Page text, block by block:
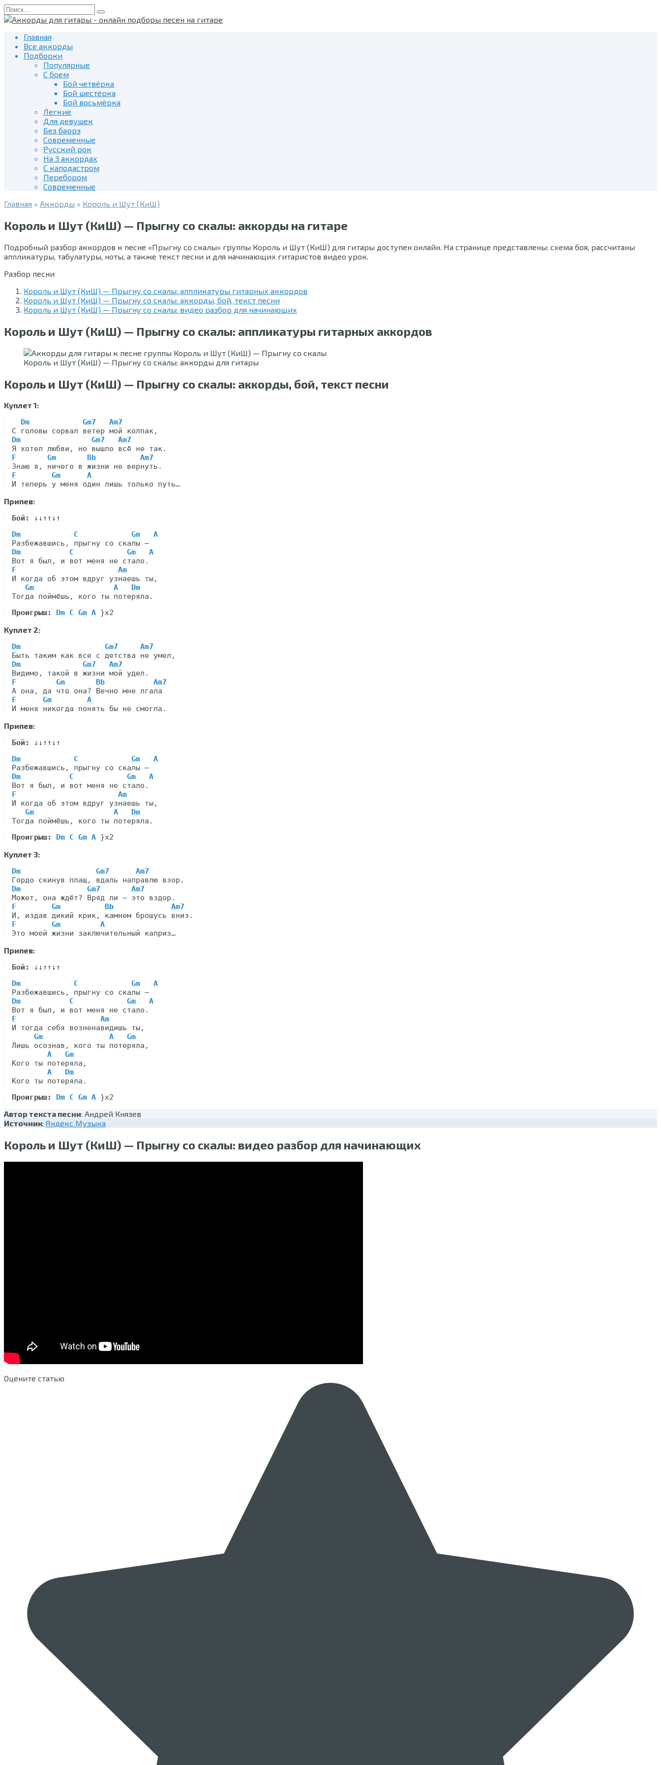
Перейти
к
содержанию
Search
for:
Главная
Все аккорды
Подборки
Популярные
С боем
Бой четвёрка
Бой шестёрка
Бой восьмёрка
Легкие
Для девушек
Без баррэ
Современные
Русский рок
На 3 аккордах
С каподастром
Перебором
Современные
Главная » Аккорды » Король и Шут (КиШ)
Король и Шут (КиШ) — Прыгну со скалы: аккорды на гитаре
Подробный разбор аккордов к песне «Прыгну со скалы» группы Король и Шут (КиШ) для гитары доступен онлайн. На странице представлены: схема боя, рассчитаны
аппликатуры, табулатуры, ноты, а также текст песни и для начинающих гитаристов видео урок.
Разбор песни
Король и Шут (КиШ) — Прыгну со скалы: аппликатуры гитарных аккордов
Король и Шут (КиШ) — Прыгну со скалы: аккорды, бой, текст песни
Король и Шут (КиШ) — Прыгну со скалы: видео разбор для начинающих
Король и Шут (КиШ) — Прыгну со скалы: аппликатуры гитарных аккордов
Король и Шут (КиШ) — Прыгну со скалы: аккорды для гитары
Король и Шут (КиШ) — Прыгну со скалы: аккорды, бой, текст песни
Куплет 1:
Dm            Gm7   Am7
Dm                Gm7   Am7
F       Gm       Bb          Am7
F        Gm      A
Припев:
Бой:
Dm            C            Gm   A
Dm           C            Gm   A
F                       Am
И когда об этом вдруг узнаешь ты,
Gm                  A   Dm
Проигрыш:
Dm C Gm A
Куплет 2:
Dm                   Gm7     Am7
Dm              Gm7   Am7
F         Gm       Bb           Am7
F      Gm        A
Припев:
Бой:
Dm            C            Gm   A
Dm           C            Gm   A
F                       Am
И когда об этом вдруг узнаешь ты,
Gm                  A   Dm
Проигрыш:
Dm C Gm A
Куплет 3:
Dm                 Gm7      Am7
Dm               Gm7       Am7
F        Gm          Bb             Am7
F        Gm         A
Припев:
Бой:
Dm            C            Gm   A
Dm           C            Gm   A
F                   Am
И тогда себя возненавидишь ты,
Gm               A   Gm
Лишь осознав, кого ты потеряла,
A   Gm
Кого ты потеряла,
A   Dm
Проигрыш:
Dm C Gm A
Автор текста песни: Андрей Князев
Источник: Яндекс Музыка
Король и Шут (КиШ) — Прыгну со скалы: видео разбор для начинающих
Оцените статью